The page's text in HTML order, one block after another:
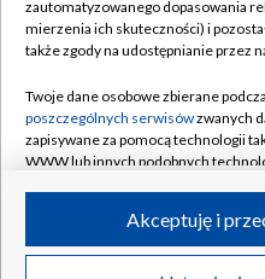
Naziemna Telewizja
Rada Programowa
System NOS
Informacje o nadawcy
Program dla prasy
©2026 Telewizja
zautomatyzowanego dopasowania
mierzenia ich skuteczności) i
także zgody na udostępnianie przez
Twoje dane osobowe zbierane
poszczególnych serwisówzwanych
zapisywane za pomocą technologii
WWW lub innych podobnych
ruchu w Internecie.
Twoje dane osobowe zbierane
Akceptuję i